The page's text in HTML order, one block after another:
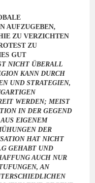
AUFZUGEBEN,
ZU VERZICHTEN
ZU
GUT
NICHT ÜBERALL
KANN DURCH
UND STRATEGIEN,
WERDEN; MEIST
IN DER GEGEND
EIGENEM
DER
HAT NICHT
GEHABT UND
AUCH NUR
AN